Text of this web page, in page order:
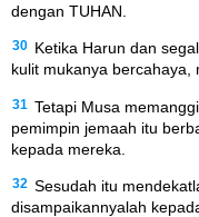
dengan TUHAN.
30 Ketika Harun dan
kulit mukanya bercahaya,
31 Tetapi Musa
pemimpin jemaah itu
kepada mereka.
32 Sesudah itu
disampaikannyalah